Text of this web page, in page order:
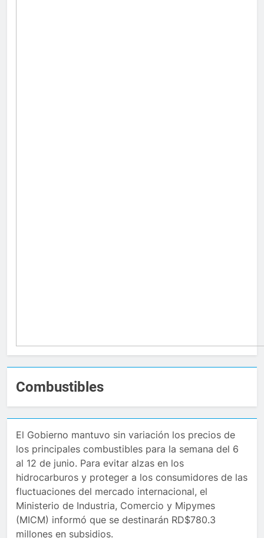
Combustibles
El Gobierno mantuvo sin variación los precios de
los principales combustibles para la semana del 6
al 12 de junio. Para evitar alzas en los
hidrocarburos y proteger a los consumidores de las
fluctuaciones del mercado internacional, el
Ministerio de Industria, Comercio y Mipymes
(MICM) informó que se destinarán RD$780.3
millones en subsidios.